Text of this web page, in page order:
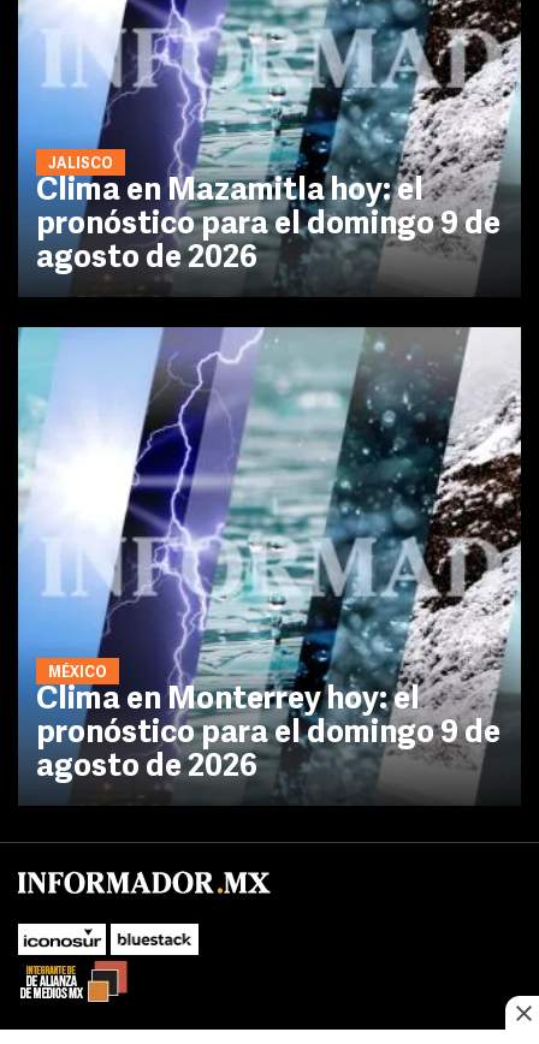
JALISCO
Clima en Mazamitla hoy: el
pronóstico para el domingo 9 de
agosto de 2026
MÉXICO
Clima en Monterrey hoy: el
pronóstico para el domingo 9 de
agosto de 2026